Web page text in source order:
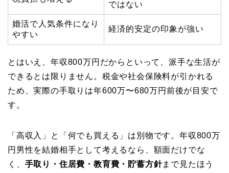
ではない
婚活で人気条件になり
やすい
経済的安定の印象が強い
とはいえ、年収800万円だからといって、派手な生活が
できるとは限りません。税金や社会保険料が引かれる
ため、実際の手取りは年600万〜680万円前後が目安で
す。
「高収入」と「何でも買える」は別物です。年収800万
円男性を結婚相手として考えるなら、額面だけでな
く、 手取り・住居費・教育費・貯蓄方針まで見たほう